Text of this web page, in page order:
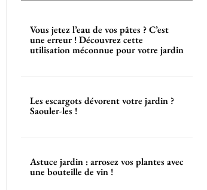
Vous jetez l’eau de vos pâtes ? C’est
une erreur ! Découvrez cette
utilisation méconnue pour votre jardin
Les escargots dévorent votre jardin ?
Saouler-les !
Astuce jardin : arrosez vos plantes avec
une bouteille de vin !